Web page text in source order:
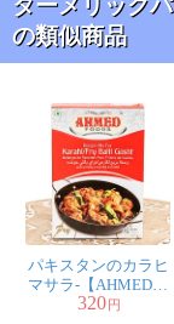
相変わらずの
は、比べ物に
ます。知人へ
ます。
ターメリック
の類似商品
パキスタンのカラヒ
マサラ-【AHMED】
スパイス香る絶品肉
320 円